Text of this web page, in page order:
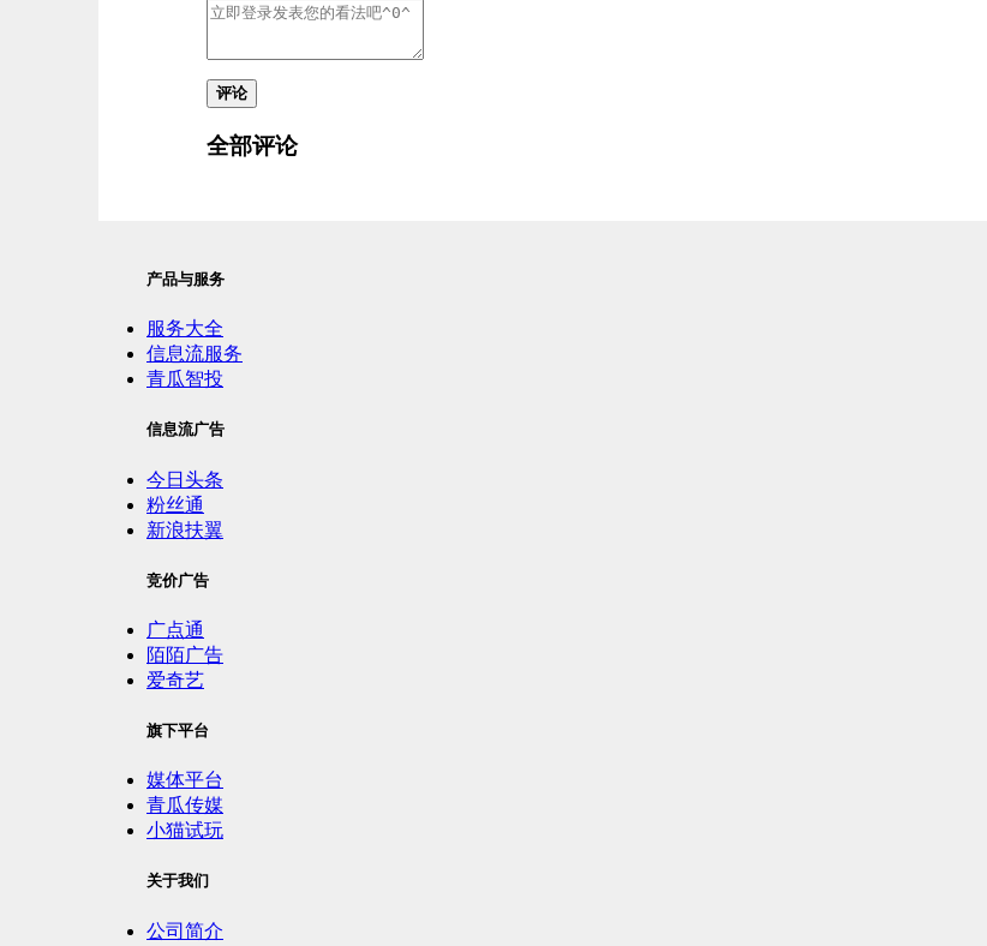
评论
全部评论
产品与服务
服务大全
信息流服务
青瓜智投
信息流广告
今日头条
粉丝通
新浪扶翼
竞价广告
广点通
陌陌广告
爱奇艺
旗下平台
媒体平台
青瓜传媒
小猫试玩
关于我们
公司简介